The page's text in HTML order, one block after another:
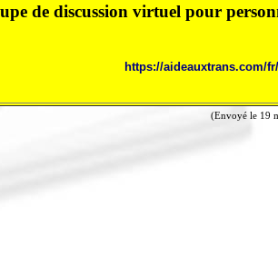
de discussion virtuel pour
https://aideauxtrans.com/
(Envoyé le 19